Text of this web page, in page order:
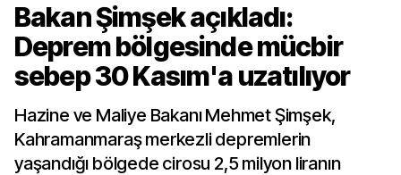
Bakan Şimşek açıkladı:
Deprem bölgesinde mücbir
sebep 30 Kasım'a uzatılıyor
Hazine ve Maliye Bakanı Mehmet Şimşek,
Kahramanmaraş merkezli depremlerin
yaşandığı bölgede cirosu 2,5 milyon liranın